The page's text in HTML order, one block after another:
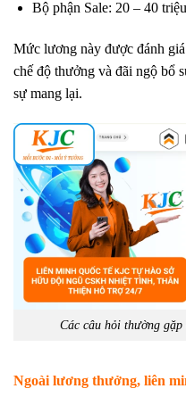
Bộ phận Sale: 20 – 40
Mức lương này được đánh
chế độ thưởng và đãi ngộ bổ
sự mang lại.
Các câu hỏi thường
Ngoài lương thưởng, liên